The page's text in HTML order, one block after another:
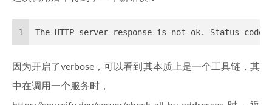
1 The HTTP server response is not ok. Status
因为开启了verbose，可以看到其本质上是一个工具链，其
中在调用一个服务时，